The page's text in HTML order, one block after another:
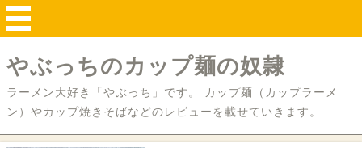
やぶっちのカップ麺の奴隷
ラーメン大好き「やぶっち」です。 カップ麺（カップラーメ
ン）やカップ焼きそばなどのレビューを載せていきます。